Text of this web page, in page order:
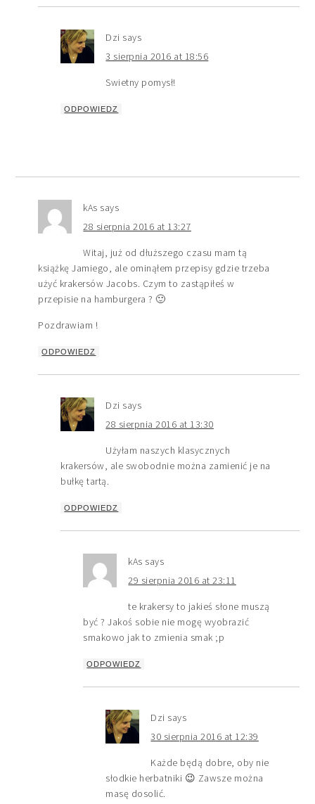
Dzi says
3 sierpnia 2016 at 18:56
Swietny pomysł!
ODPOWIEDZ
kAs says
28 sierpnia 2016 at 13:27
Witaj, już od dłuższego czasu mam tą
książkę Jamiego, ale ominąłem przepisy gdzie trzeba
użyć krakersów Jacobs. Czym to zastąpiłeś w
przepisie na hamburgera ? 🙂
Pozdrawiam !
ODPOWIEDZ
Dzi says
28 sierpnia 2016 at 13:30
Użyłam naszych klasycznych
krakersów, ale swobodnie można zamienić je na
bułkę tartą.
ODPOWIEDZ
kAs says
29 sierpnia 2016 at 23:11
te krakersy to jakieś słone muszą
być ? Jakoś sobie nie mogę wyobrazić
smakowo jak to zmienia smak ;p
ODPOWIEDZ
Dzi says
30 sierpnia 2016 at 12:39
Każde będą dobre, oby nie
słodkie herbatniki 😉 Zawsze można
masę dosolić.